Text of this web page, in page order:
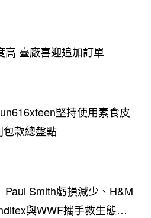
高 臺廠喜迎追加訂單
堅持使用素食皮
款總盤點
Paul Smith虧損減少、H&M
與WWF攜手救生態、